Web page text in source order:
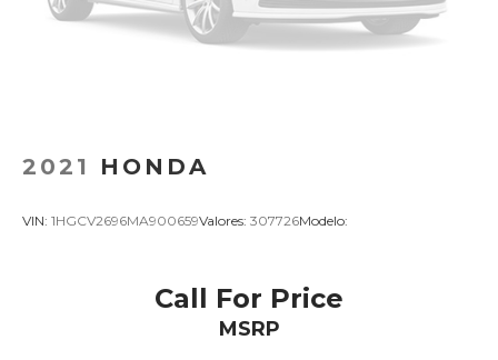
2021 HONDA
VIN: 1HGCV2696MA900659Valores: 307726Modelo:
Call For Price
MSRP